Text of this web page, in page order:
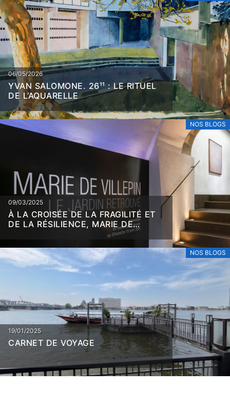
06/05/2026
YVAN SALOMONE. 26¹¹ : LE RITUEL
DE L’AQUARELLE
NOS BLOGS
09/03/2025
À LA CROISÉE DE LA FRAGILITÉ ET
DE LA RÉSILIENCE, MARIE DE
NOS BLOGS
19/01/2025
CARNET DE VOYAGE